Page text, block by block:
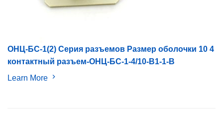
ОНЦ-БС-1(2) Серия разъемов Размер оболочки 10 4
контактный разъем-ОНЦ-БС-1-4/10-B1-1-B
Learn More